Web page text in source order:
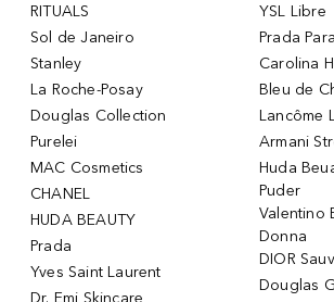
RITUALS
Sol de Janeiro
Stanley
La Roche-Posay
Douglas Collection
Purelei
MAC Cosmetics
CHANEL
HUDA BEAUTY
Prada
Yves Saint Laurent
Dr. Emi Skincare
YSL Libre
Prada
Carolina
Bleu de
Lancôme
Armani
Huda
Puder
Valentino
Donna
DIOR
Douglas